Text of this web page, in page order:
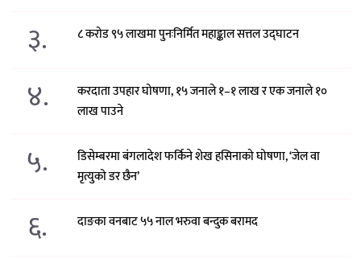
३. ८ करोड ९५ लाखमा पुनःनिर्मित महाङ्काल सत्तल उद्घाटन
४.
करदाता उपहार घोषणा, १५ जनाले १–१ लाख र एक जनाले १०
लाख पाउने
५.
डिसेम्बरमा बंगलादेश फर्किने शेख हसिनाको घोषणा, ‘जेल वा
मृत्युको डर छैन’
६. दाङका वनबाट ५५ नाल भरुवा बन्दुक बरामद